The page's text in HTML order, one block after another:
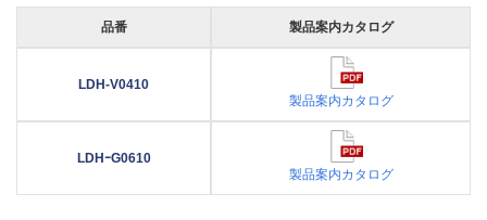
品番 製品案内カタログ
LDH-V0410
製品案内カタログ
LDHｰG0610
製品案内カタログ